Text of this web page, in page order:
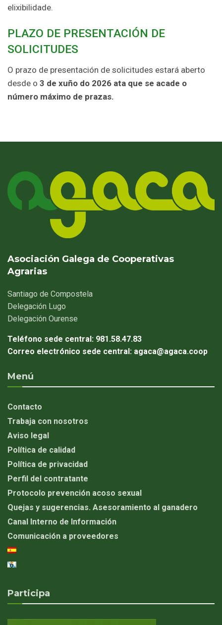
elixibilidade.
PLAZO DE PRESENTACIÓN DE
SOLICITUDES
O prazo de presentación de solicitudes estará aberto
desde o 3 de xuño do 2026 ata que se acade o
número máximo de prazas.
Asociación Galega de Cooperativas
Agrarias
Santiago de Compostela
Delegación Lugo
Delegación Ourense
Teléfono sede central: 981.58.47.83
Correo electrónico sede central: agaca@agaca.coop
Menú
Contacto
Trabaja con nosotros
Aviso legal
Política de calidad
Política de privacidad
Perfil del contratante
Protocolo prevención acoso sexual
Quejas y sugerencias. Asesoramiento al ganadero
Canal Interno de Información
Comunicación a proveedores
Participa